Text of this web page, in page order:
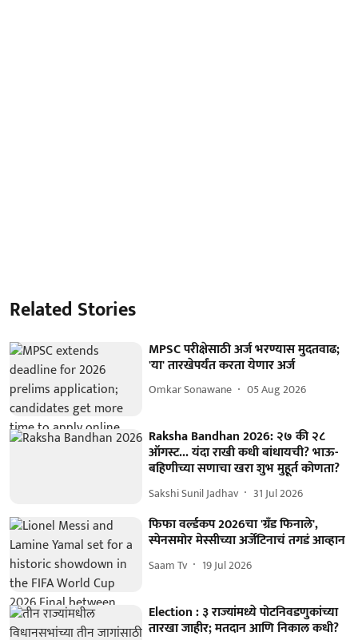
Related Stories
MPSC परीक्षेसाठी अर्ज भरण्यास मुदतवाढ;
'या' तारखेपर्यंत करता येणार अर्ज
Omkar Sonawane 05 Aug 2026
Raksha Bandhan 2026: २७ की २८
ऑगस्ट... यंदा राखी कधी बांधायची? भाऊ-
बहिणीच्या सणाचा खरा शुभ मुहूर्त कोणता?
Sakshi Sunil Jadhav 31 Jul 2026
फिफा वर्ल्डकप 2026चा 'ग्रँड फिनाले',
स्पेनसमोर मेस्सीच्या अर्जेंटिनाचं तगडं आव्हान
Saam Tv 19 Jul 2026
Election : ३ राज्यांमध्ये पोटनिवडणुकांच्या
तारखा जाहीर; मतदान आणि निकाल कधी?